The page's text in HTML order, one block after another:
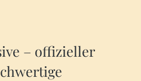
– offizieller